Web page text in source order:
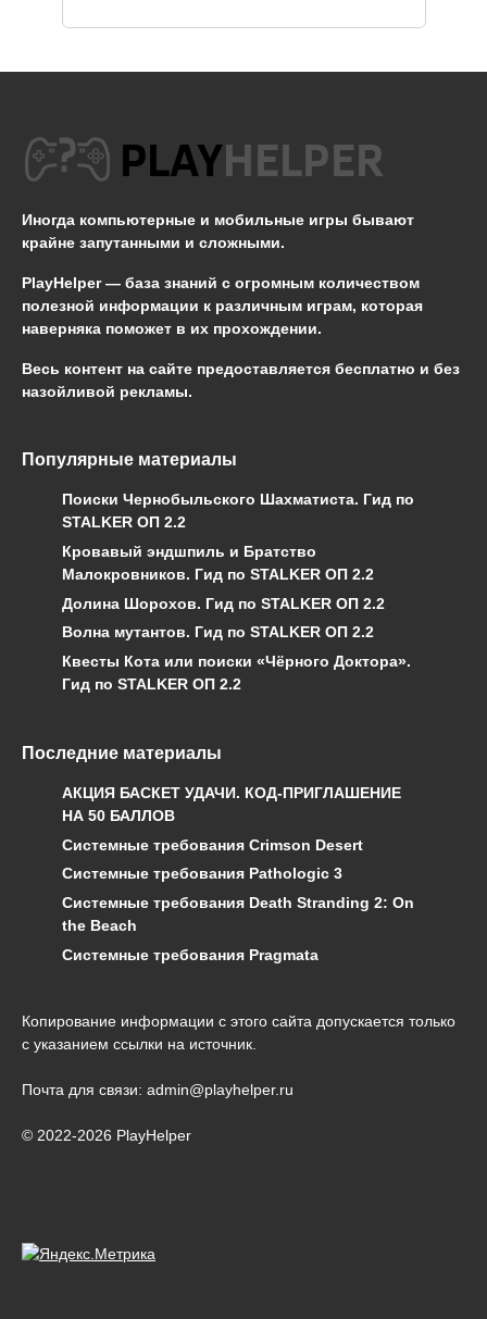
Иногда компьютерные и мобильные игры бывают
крайне запутанными и сложными.
PlayHelper — база знаний с огромным количеством
полезной информации к различным играм, которая
наверняка поможет в их прохождении.
Весь контент на сайте предоставляется бесплатно и без
назойливой рекламы.
Популярные материалы
Поиски Чернобыльского Шахматиста. Гид по
STALKER ОП 2.2
Кровавый эндшпиль и Братство
Малокровников. Гид по STALKER ОП 2.2
Долина Шорохов. Гид по STALKER ОП 2.2
Волна мутантов. Гид по STALKER ОП 2.2
Квесты Кота или поиски «Чёрного Доктора».
Гид по STALKER ОП 2.2
Последние материалы
АКЦИЯ БАСКЕТ УДАЧИ. КОД-ПРИГЛАШЕНИЕ
НА 50 БАЛЛОВ
Системные требования Crimson Desert
Системные требования Pathologic 3
Системные требования Death Stranding 2: On
the Beach
Системные требования Pragmata
Копирование информации с этого сайта допускается только
с указанием ссылки на источник.
Почта для связи: admin@playhelper.ru
© 2022-2026 PlayHelper